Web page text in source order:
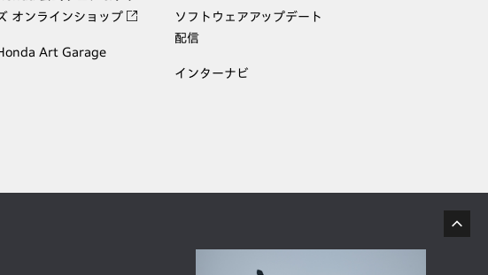
オンラインショップ
Art Garage
ソフトウェアアップデート
配信
インターナビ